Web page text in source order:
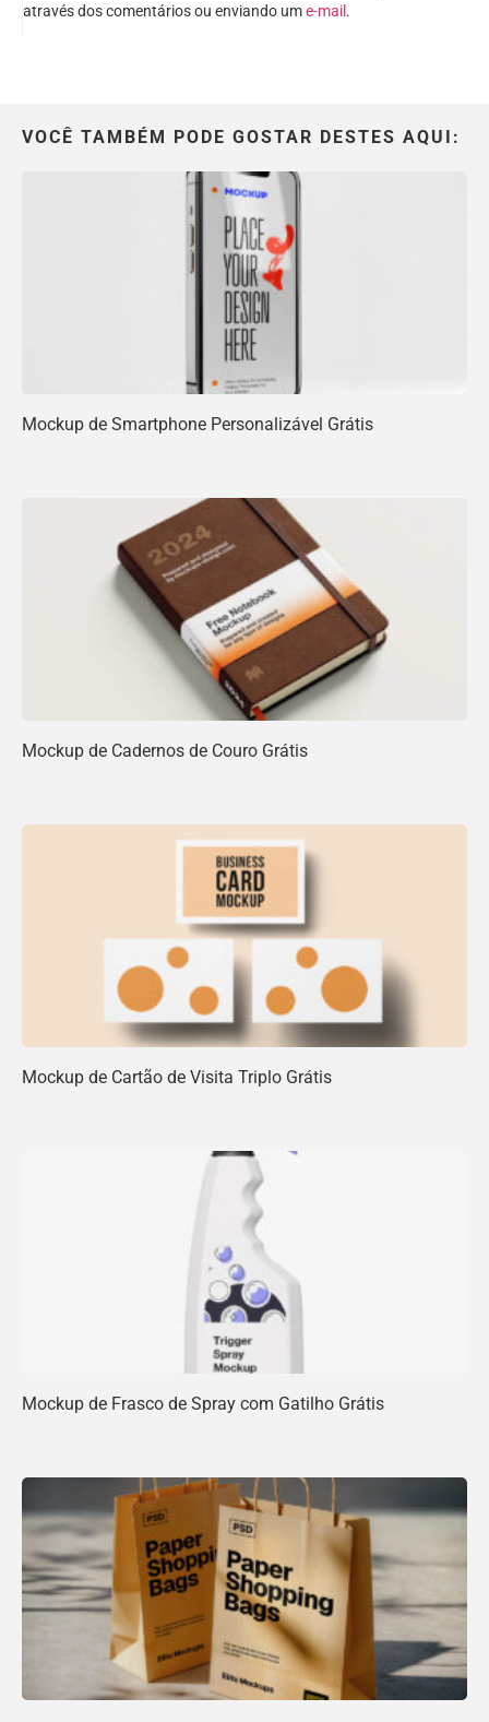
através dos comentários ou enviando ume-mail.
VOCÊ TAMBÉM PODE GOSTAR DESTES AQUI:
Mockup de Smartphone Personalizável Grátis
Mockup de Cadernos de Couro Grátis
Mockup de Cartão de Visita Triplo Grátis
Mockup de Frasco de Spray com Gatilho Grátis